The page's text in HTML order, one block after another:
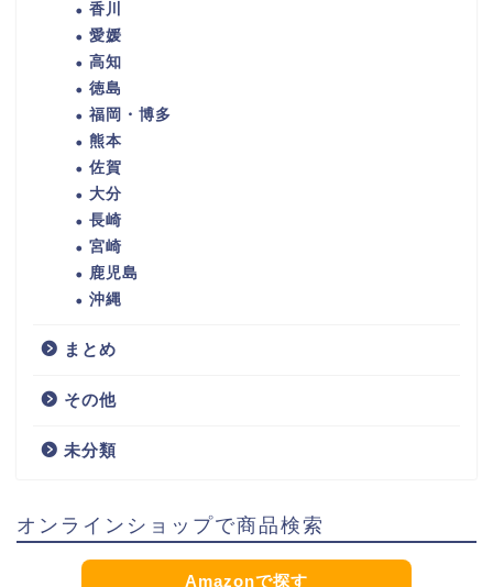
香川
愛媛
高知
徳島
福岡・博多
熊本
佐賀
大分
長崎
宮崎
鹿児島
沖縄
まとめ
その他
未分類
オンラインショップで商品検索
Amazonで探す